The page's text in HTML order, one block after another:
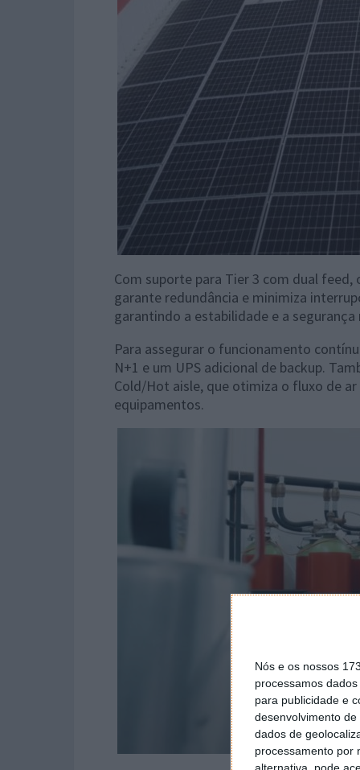
Nós e os nossos
processamos
para publicidade e
desenvolvimento de
dados de
processamento por
Com suporte para Tier 3 com dual
garante redundância e minimiza
garantindo a estabilidade e a
Para assegurar o funcionamento
N+1 e um UPS adicional de backup.
Cold/Hot aisle, que otimiza o fluxo de
equipamentos.